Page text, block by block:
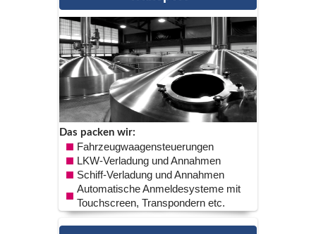
Das packen wir:
Fahrzeugwaagensteuerungen
LKW-Verladung und Annahmen
Schiff-Verladung und Annahmen
Automatische Anmeldesysteme mit
Touchscreen, Transpondern etc.